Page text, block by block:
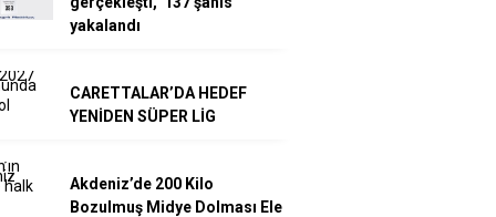
yakalandı
CARETTALAR’DA HEDEF
YENİDEN SÜPER LİG
Akdeniz’de 200 Kilo
Bozulmuş Midye Dolması Ele